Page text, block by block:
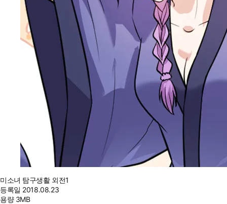
미소녀 탐구생활 외전1
등록일 2018.08.23
용량 3MB